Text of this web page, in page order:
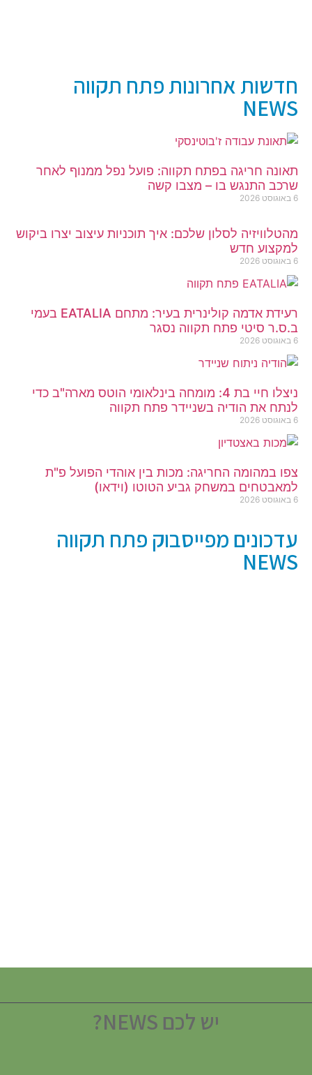
חדשות אחרונות פתח תקווה
NEWS
תאונה חריגה בפתח תקווה: פועל נפל ממנוף לאחר
שרכב התנגש בו – מצבו קשה
6 באוגוסט 2026
מהטלוויזיה לסלון שלכם: איך תוכניות עיצוב יצרו ביקוש
למקצוע חדש
6 באוגוסט 2026
רעידת אדמה קולינרית בעיר: מתחם EATALIA בעמי
ב.ס.ר סיטי פתח תקווה נסגר
6 באוגוסט 2026
ניצלו חיי בת 4: מומחה בינלאומי הוטס מארה"ב כדי
לנתח את הודיה בשניידר פתח תקווה
6 באוגוסט 2026
צפו במהומה החריגה: מכות בין אוהדי הפועל פ"ת
למאבטחים במשחק גביע הטוטו (וידאו)
6 באוגוסט 2026
עדכונים מפייסבוק פתח תקווה
NEWS
יש לכם NEWS?